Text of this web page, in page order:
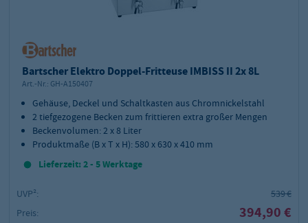
Bartscher Elektro Doppel-Fritteuse IMBISS II 2x 8L
Art.-Nr.: GH-A150407
Gehäuse, Deckel und Schaltkasten aus Chromnickelstahl
2 tiefgezogene Becken zum frittieren extra großer Mengen
Beckenvolumen: 2 x 8 Liter
Produktmaße (B x T x H): 580 x 630 x 410 mm
Lieferzeit: 2 - 5 Werktage
UVP²:
539 €
Preis:
394,90 €